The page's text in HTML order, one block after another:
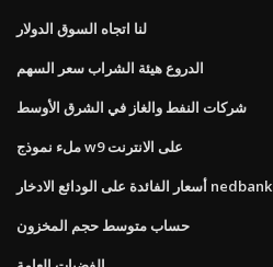
لنا اتجاه السوق الدولار
الدروع هيئة الشراب سعر السهم
شركات النفط والغاز في الشرق الأوسط
ملء نموذج w9 على الانترنت
أسعار الفائدة على الودائع الادخار nedbank
حساب متوسط ​​حجم المخزون